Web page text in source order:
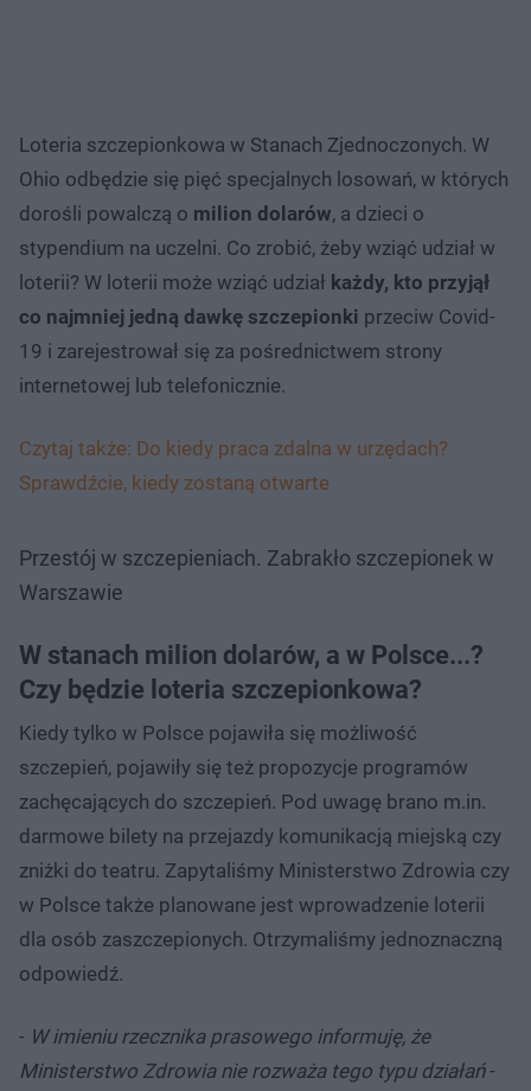
Loteria szczepionkowa w Stanach Zjednoczonych. W
Ohio odbędzie się pięć specjalnych losowań, w których
dorośli powalczą o milion dolarów, a dzieci o
stypendium na uczelni. Co zrobić, żeby wziąć udział w
loterii? W loterii może wziąć udział każdy, kto przyjął
co najmniej jedną dawkę szczepionki przeciw Covid-
19 i zarejestrował się za pośrednictwem strony
internetowej lub telefonicznie.
Czytaj także: Do kiedy praca zdalna w urzędach?
Sprawdźcie, kiedy zostaną otwarte
Przestój w szczepieniach. Zabrakło szczepionek w
Warszawie
W stanach milion dolarów, a w Polsce...?
Czy będzie loteria szczepionkowa?
Kiedy tylko w Polsce pojawiła się możliwość
szczepień, pojawiły się też propozycje programów
zachęcających do szczepień. Pod uwagę brano m.in.
darmowe bilety na przejazdy komunikacją miejską czy
zniżki do teatru. Zapytaliśmy Ministerstwo Zdrowia czy
w Polsce także planowane jest wprowadzenie loterii
dla osób zaszczepionych. Otrzymaliśmy jednoznaczną
odpowiedź.
- W imieniu rzecznika prasowego informuję, że
Ministerstwo Zdrowia nie rozważa tego typu działań-